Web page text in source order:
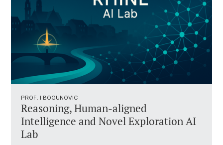
PROF. I BOGUNOVIC
Reasoning, Human-aligned
Intelligence and Novel Exploration AI
Lab